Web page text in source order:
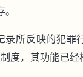
所反映的犯罪
度，其功能已